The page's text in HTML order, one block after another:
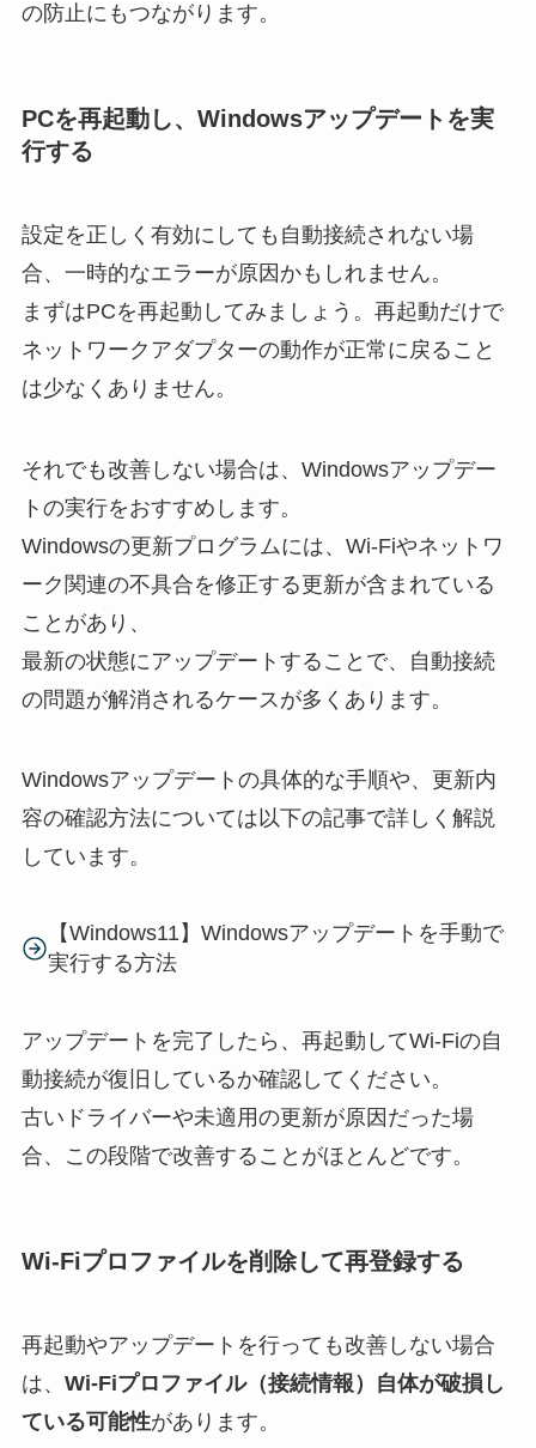
の防止にもつながります。
PCを再起動し、Windowsアップデートを実
行する
設定を正しく有効にしても自動接続されない場
合、一時的なエラーが原因かもしれません。
まずはPCを再起動してみましょう。再起動だけで
ネットワークアダプターの動作が正常に戻ること
は少なくありません。
それでも改善しない場合は、Windowsアップデー
トの実行をおすすめします。
Windowsの更新プログラムには、Wi-Fiやネットワ
ーク関連の不具合を修正する更新が含まれている
ことがあり、
最新の状態にアップデートすることで、自動接続
の問題が解消されるケースが多くあります。
Windowsアップデートの具体的な手順や、更新内
容の確認方法については以下の記事で詳しく解説
しています。
【Windows11】Windowsアップデートを手動で
実行する方法
アップデートを完了したら、再起動してWi-Fiの自
動接続が復旧しているか確認してください。
古いドライバーや未適用の更新が原因だった場
合、この段階で改善することがほとんどです。
Wi-Fiプロファイルを削除して再登録する
再起動やアップデートを行っても改善しない場合
は、 Wi-Fiプロファイル（接続情報）自体が破損し
ている可能性があります。